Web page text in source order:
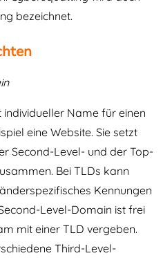
bezeichnet.
individueller Name für einen
eine Website. Sie setzt
Second-Level- und der Top-
Bei TLDs kann
Kennungen
Level-Domain ist frei
mit einer TLD vergeben.
Third-Level-